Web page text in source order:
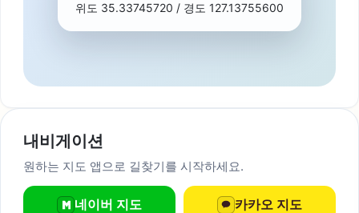
위도 35.33745720 / 경도 127.13755600
내비게이션
원하는 지도 앱으로 길찾기를 시작하세요.
네이버 지도 카카오 지도